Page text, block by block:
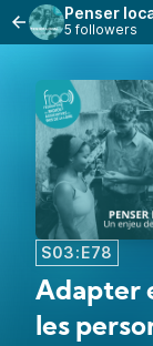
Penser
5 followers
S03:E78
Adapter
les